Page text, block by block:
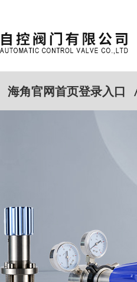
海角官网首页登录入口